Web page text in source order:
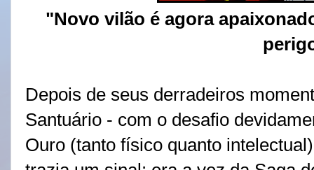
"Novo vilão é agora
Depois de seus derradeiros
Santuário - com o desafio
Ouro (tanto físico quanto